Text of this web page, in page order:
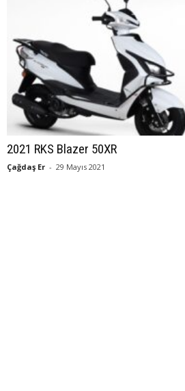
2021 RKS Blazer 50XR
Çağdaş Er - 29 Mayıs 2021